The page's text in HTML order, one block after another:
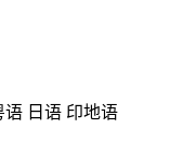
日语 印地语